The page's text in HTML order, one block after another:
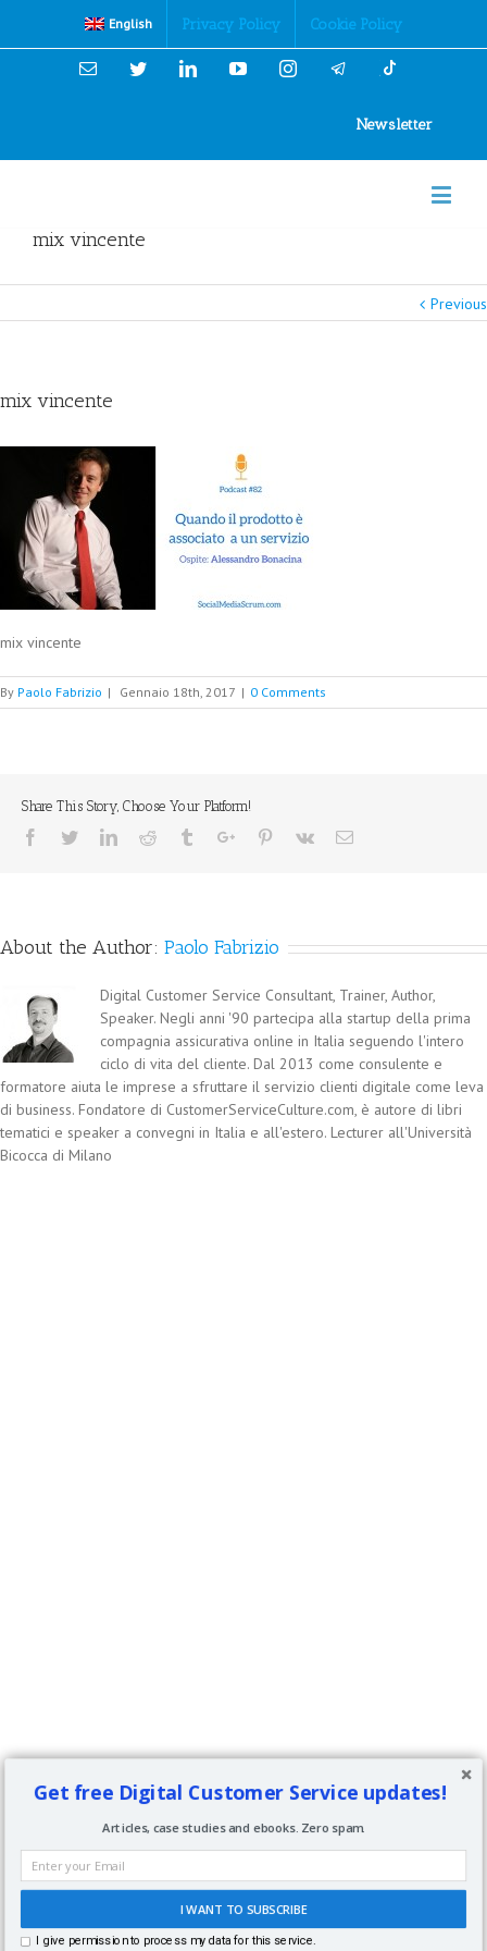
English Privacy Policy Cookie Policy
Email TwitterLinkedinYouTubeInstagram
Newsletter
mix vincente
Previous
mix vincente
mix vincente
By Paolo Fabrizio | Gennaio 18th, 2017 | 0 Comments
Share This Story, Choose Your Platform!
Facebook
TwitterLinkedinReddit TumblrGoogle+Pinterest
Vk Email
About the Author: Paolo Fabrizio
Digital Customer Service Consultant, Trainer, Author,
Speaker. Negli anni '90 partecipa alla startup della prima
compagnia assicurativa online in Italia seguendo l'intero
ciclo di vita del cliente. Dal 2013 come consulente e
formatore aiuta le imprese a sfruttare il servizio clienti digitale come leva
di business. Fondatore di CustomerServiceCulture.com, è autore di libri
tematici e speaker a convegni in Italia e all'estero. Lecturer all'Università
Bicocca di Milano
Cookies Policy
Get free Digital Customer Service updates!
I WANT TO SUBSCRIBE
I give permission to process my data for this service.
Articles, case studies and ebooks. Zero spam.